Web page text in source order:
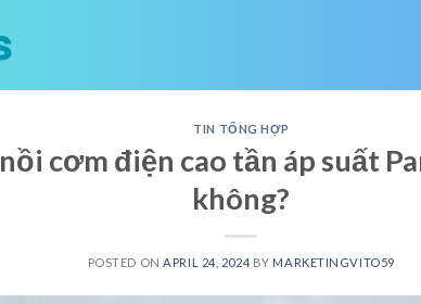
TIN TỔNG HỢP
cơm điện cao tần áp suất
không?
POSTED ON APRIL 24, 2024 BY MARKETINGVITO59